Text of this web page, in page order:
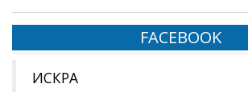
FACEBOOK
ИСКРА